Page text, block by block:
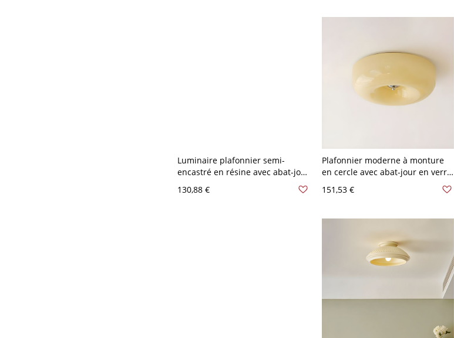
Luminaire plafonnier semi-
encastré en résine avec abat-jour
120 V
130,88 €
Plafonnier moderne à monture
en cercle avec abat-jour en verre
jaune et ampoule LED (comprend
la lumière !) - Jaune Laiteux 110
151,53 €